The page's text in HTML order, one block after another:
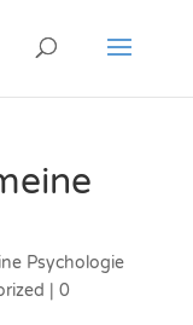
Psychologie
0